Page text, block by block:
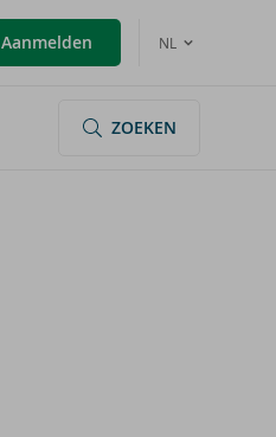
Aanmelden NL
ZOEKEN